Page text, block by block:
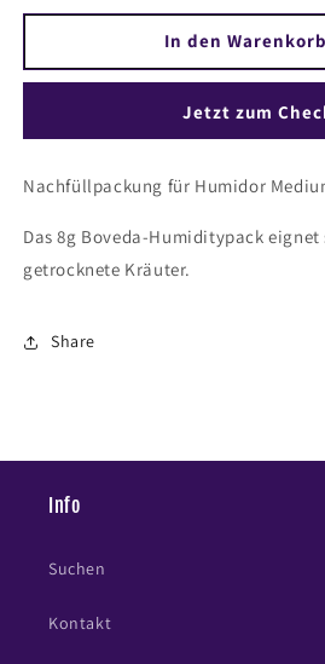
Menge
Boveda
62%
Menge
für
Boveda
62%
In den
Jetzt zum
Nachfüllpackung für Humidor
Das 8g Boveda-Humiditypack eignet
getrocknete Kräuter.
Share
Info
Suchen
Kontakt